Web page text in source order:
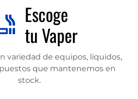
Escoge
tu Vaper
variedad de equipos, líquidos,
que mantenemos en
stock.